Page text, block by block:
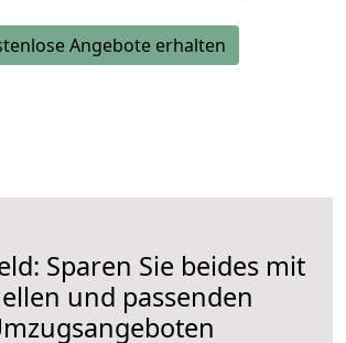
Angebote erhalten
Sparen Sie beides mit
und passenden